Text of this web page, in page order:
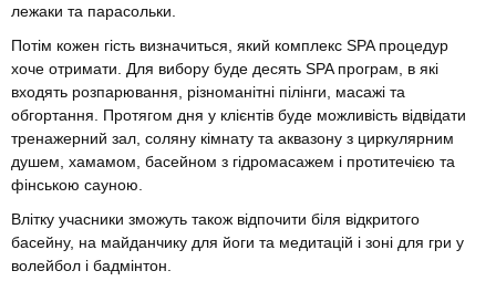
лежаки та парасольки.
Потім кожен гість визначиться, який комплекс SPA процедур
хоче отримати. Для вибору буде десять SPA програм, в які
входять розпарювання, різноманітні пілінги, масажі та
обгортання. Протягом дня у клієнтів буде можливість відвідати
тренажерний зал, соляну кімнату та аквазону з циркулярним
душем, хамамом, басейном з гідромасажем і протитечією та
фінською сауною.
Влітку учасники зможуть також відпочити біля відкритого
басейну, на майданчику для йоги та медитацій і зоні для гри у
волейбол і бадмінтон.